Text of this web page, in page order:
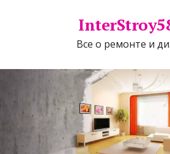
Все о ремонте и